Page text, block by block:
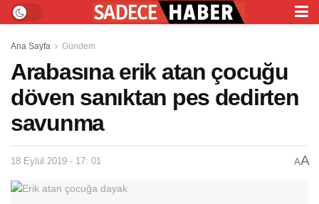
Ana Sayfa Gündem
Arabasına erik atan çocuğu
döven sanıktan pes dedirten
savunma
18 Eylül 2019 - 17: 01 AA